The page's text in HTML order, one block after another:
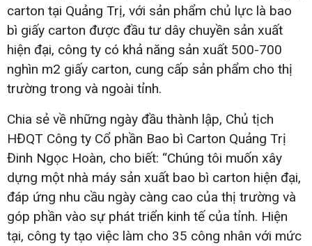
carton tại Quảng Trị, với sản phẩm chủ lực là bao
bì giấy carton được đầu tư dây chuyền sản xuất
hiện đại, công ty có khả năng sản xuất 500-700
nghìn m2 giấy carton, cung cấp sản phẩm cho thị
trường trong và ngoài tỉnh.
Chia sẻ về những ngày đầu thành lập, Chủ tịch
HĐQT Công ty Cổ phần Bao bì Carton Quảng Trị
Đinh Ngọc Hoàn, cho biết: “Chúng tôi muốn xây
dựng một nhà máy sản xuất bao bì carton hiện đại,
đáp ứng nhu cầu ngày càng cao của thị trường và
góp phần vào sự phát triển kinh tế của tỉnh. Hiện
tại, công ty tạo việc làm cho 35 công nhân với mức